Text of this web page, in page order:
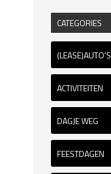
CATEGORIES
(LEASE)AUTO'S
ACTIVITEITEN
DAGJE WEG
FEESTDAGEN